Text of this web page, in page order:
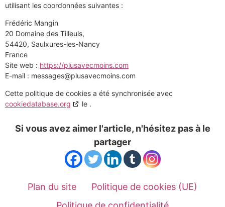
utilisant les coordonnées suivantes :
Frédéric Mangin
20 Domaine des Tilleuls,
54420, Saulxures-les-Nancy
France
Site web : https://plusavecmoins.com
E-mail : messages@plusavecmoins.com
Cette politique de cookies a été synchronisée avec
cookiedatabase.org
le .
Si vous avez aimer l'article, n'hésitez pas à le
partager
Plan du site
Politique de cookies (UE)